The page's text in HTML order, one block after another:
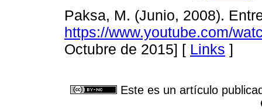
Paksa, M. (Junio, 2008).
https://www.youtube.com/
Octubre de 2015] [ Links ]
Este es un artículo